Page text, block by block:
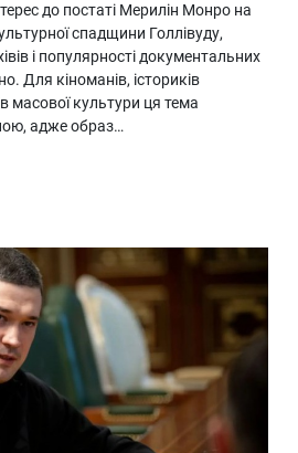
до постаті Мерилін Монро на
спадщини Голлівуду,
і популярності документальних
Для кіноманів, істориків
масової культури ця тема
адже образ…